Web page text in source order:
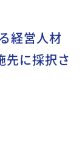
経営人材
先に採択さ